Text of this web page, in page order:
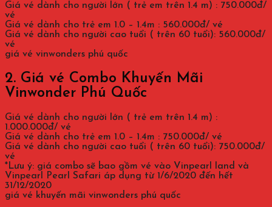
Giá vé dành cho người lớn ( trẻ em trên 1.4 m) : 750.000đ/
vé
Giá vé dành cho trẻ em 1.0 – 1.4m : 560.000đ/ vé
Giá vé dành cho người cao tuổi ( trên 60 tuổi): 560.000đ/
vé
giá vé vinwonders phú quốc
2. Giá vé Combo Khuyến Mãi
Vinwonder Phú Quốc
Giá vé dành cho người lớn ( trẻ em trên 1.4 m) :
1.000.000đ/ vé
Giá vé dành cho trẻ em 1.0 – 1.4m : 750.000đ/ vé
Giá vé dành cho người cao tuổi ( trên 60 tuổi): 750.000đ/
vé
*Lưu ý: giá combo sẽ bao gồm vé vào Vinpearl land và
Vinpearl Pearl Safari áp dụng từ 1/6/2020 đến hết
31/12/2020
giá vé khuyến mãi vinwonders phú quốc